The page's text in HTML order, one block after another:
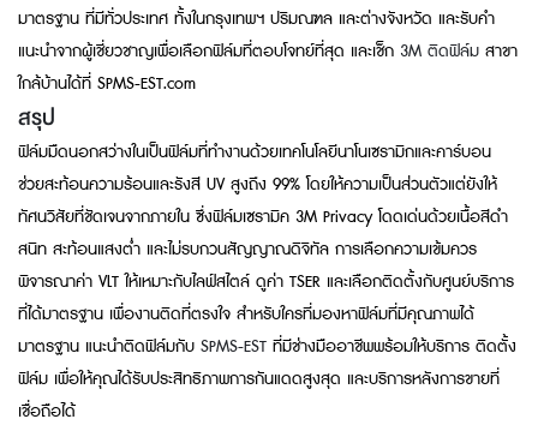
มาตรฐาน ที่มีทั่วประเทศ ทั้งในกรุงเทพฯ ปริมณฑล และต่างจังหวัด และรับคำ
แนะนำจากผู้เชี่ยวชาญเพื่อเลือกฟิล์มที่ตอบโจทย์ที่สุด และเช็ก 3M ติดฟิล์ม สาขา
ใกล้บ้านได้ที่ SPMS-EST.com
สรุป
ฟิล์มมืดนอกสว่างในเป็นฟิล์มที่ทำงานด้วยเทคโนโลยีนาโนเซรามิกและคาร์บอน
ช่วยสะท้อนความร้อนและรังสี UV สูงถึง 99% โดยให้ความเป็นส่วนตัวแต่ยังให้
ทัศนวิสัยที่ชัดเจนจากภายใน ซึ่งฟิล์มเซรามิค 3M Privacy โดดเด่นด้วยเนื้อสีดำ
สนิท สะท้อนแสงต่ำ และไม่รบกวนสัญญาณดิจิทัล การเลือกความเข้มควร
พิจารณาค่า VLT ให้เหมาะกับไลฟ์สไตล์ ดูค่า TSER และเลือกติดตั้งกับศูนย์บริการ
ที่ได้มาตรฐาน เพื่องานติดที่ตรงใจ สำหรับใครที่มองหาฟิล์มที่มีคุณภาพได้
มาตรฐาน แนะนำติดฟิล์มกับ SPMS-EST ที่มีช่างมืออาชีพพร้อมให้บริการ ติดตั้ง
ฟิล์ม เพื่อให้คุณได้รับประสิทธิภาพการกันแดดสูงสุด และบริการหลังการขายที่
เชื่อถือได้